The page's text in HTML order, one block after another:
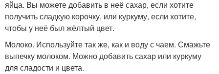
яйца. Вы можете добавить в неё сахар, если хотите
получить сладкую корочку, или куркуму, если хотите,
чтобы у неё был жёлтый цвет.
Молоко. Используйте так же, как и воду с чаем. Смажьте
выпечку молоком. Можно добавить сахар или куркуму
для сладости и цвета.